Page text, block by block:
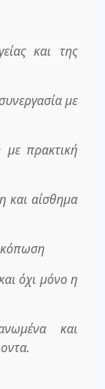
και της
με
με πρακτική
και αίσθημα
κόπωση
όχι μόνο η
και